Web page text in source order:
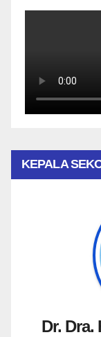
KEPALA
Dr.